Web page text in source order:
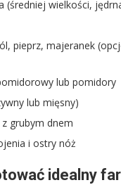
(średniej wielkości,
pieprz, majeranek
lub pomidory
lub mięsny)
grubym dnem
i ostry nóż
idealny